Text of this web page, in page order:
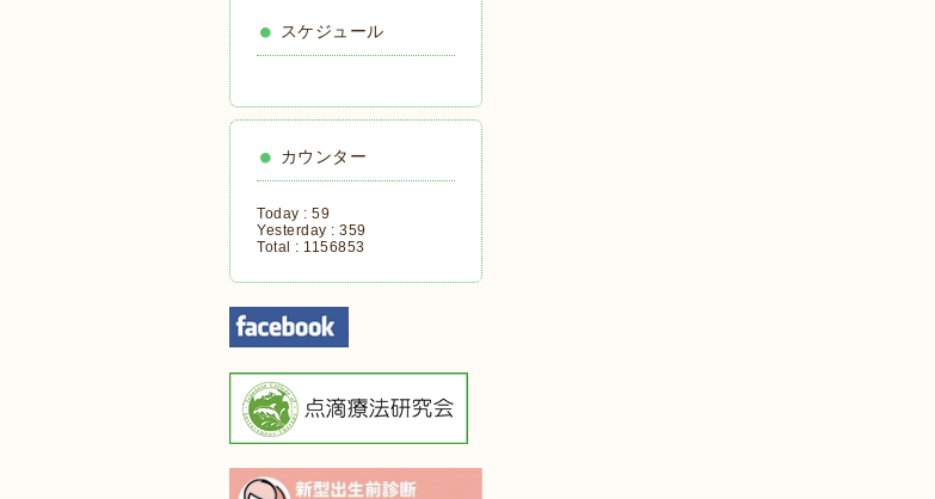
スケジュール
カウンター
Today : 59
Yesterday : 359
Total : 1156853